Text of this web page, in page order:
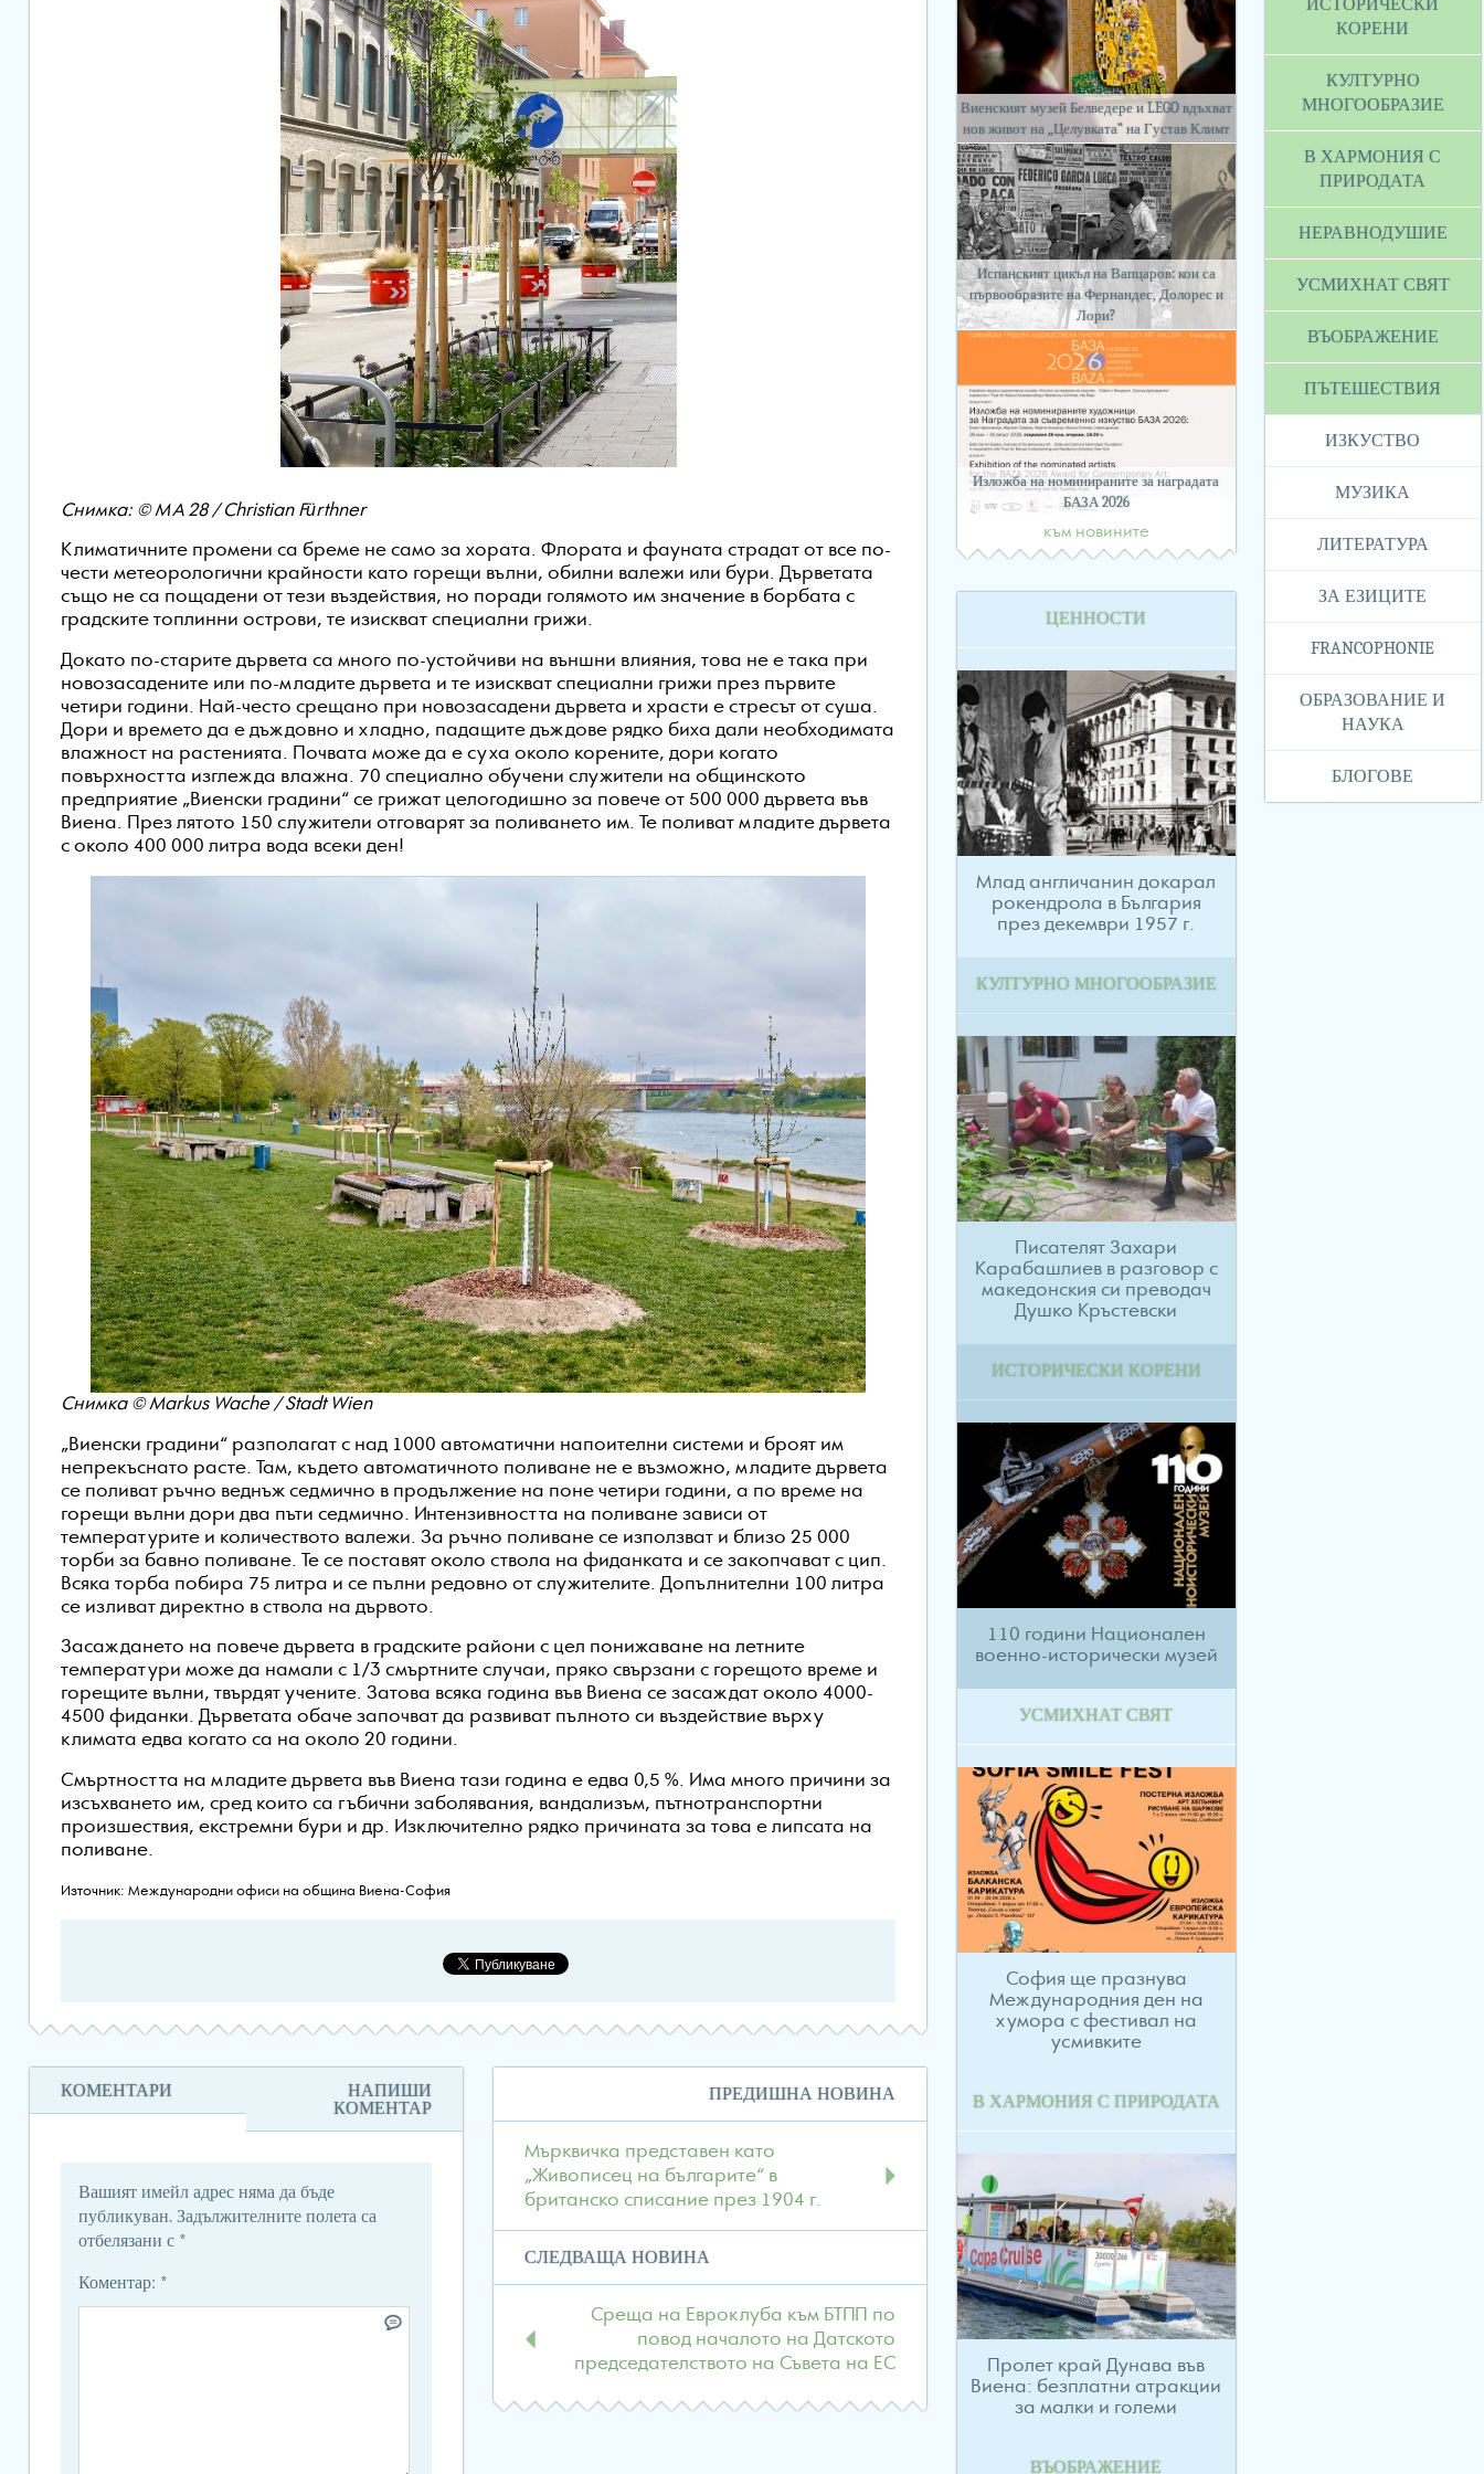
ИСТОРИЧЕСКИ
КОРЕНИ
КУЛТУРНО
МНОГООБРАЗИЕ
В ХАРМОНИЯ С
ПРИРОДАТА
НЕРАВНОДУШИЕ
УСМИХНАТ СВЯТ
ВЪОБРАЖЕНИЕ
ПЪТЕШЕСТВИЯ
ИЗКУСТВО
МУЗИКА
ЛИТЕРАТУРА
ЗА ЕЗИЦИТЕ
FRANCOPHONIE
ОБРАЗОВАНИЕ И
НАУКА
БЛОГОВЕ
Снимка: © MA 28 / Christian Fürthner
Климатичните промени са бреме не само за хората. Флората и фауната страдат от все по-
чести метеорологични крайности като горещи вълни, обилни валежи или бури. Дърветата
също не са пощадени от тези въздействия, но поради голямото им значение в борбата с
градските топлинни острови, те изискват специални грижи.
Докато по-старите дървета са много по-устойчиви на външни влияния, това не е така при
новозасадените или по-младите дървета и те изискват специални грижи през първите
четири години. Най-често срещано при новозасадени дървета и храсти е стресът от суша.
Дори и времето да е дъждовно и хладно, падащите дъждове рядко биха дали необходимата
влажност на растенията. Почвата може да е суха около корените, дори когато
повърхността изглежда влажна. 70 специално обучени служители на общинското
предприятие „Виенски градини“ се грижат целогодишно за повече от 500 000 дървета във
Виена. През лятото 150 служители отговарят за поливането им. Те поливат младите дървета
с около 400 000 литра вода всеки ден!
Снимка © Markus Wache / Stadt Wien
„Виенски градини“ разполагат с над 1000 автоматични напоителни системи и броят им
непрекъснато расте. Там, където автоматичното поливане не е възможно, младите дървета
се поливат ръчно веднъж седмично в продължение на поне четири години, а по време на
горещи вълни дори два пъти седмично. Интензивността на поливане зависи от
температурите и количеството валежи. За ръчно поливане се използват и близо 25 000
торби за бавно поливане. Те се поставят около ствола на фиданката и се закопчават с цип.
Всяка торба побира 75 литра и се пълни редовно от служителите. Допълнителни 100 литра
се изливат директно в ствола на дървото.
Засаждането на повече дървета в градските райони с цел понижаване на летните
температури може да намали с 1/3 смъртните случаи, пряко свързани с горещото време и
горещите вълни, твърдят учените. Затова всяка година във Виена се засаждат около 4000-
4500 фиданки. Дърветата обаче започват да развиват пълното си въздействие върху
климата едва когато са на около 20 години.
Смъртността на младите дървета във Виена тази година е едва 0,5 %. Има много причини за
изсъхването им, сред които са гъбични заболявания, вандализъм, пътнотранспортни
произшествия, екстремни бури и др. Изключително рядко причината за това е липсата на
поливане.
Източник: Международни офиси на община Виена-София
КОМЕНТАРИ
НАПИШИ
КОМЕНТАР
Вашият имейл адрес няма да бъде
публикуван. Задължителните полета са
отбелязани с *
Коментар: *
в
публикациите
ПРЕДИШНА НОВИНА
Мърквичка представен като
„Живописец на българите“ в
британско списание през 1904 г.
СЛЕДВАЩА НОВИНА
Среща на Евроклуба към БТПП по
повод началото на Датското
председателството на Съвета на ЕС
Виенският музей Белведере и LEGO вдъхват
нов живот на „Целувката“ на Густав Климт
Испанският цикъл на Вапцаров: кои са
първообразите на Фернандес, Долорес и
Лори?
Изложба на номинираните за наградата
БАЗА 2026
към новините
ЦЕННОСТИ
Млад англичанин докарал
рокендрола в България
през декември 1957 г.
КУЛТУРНО МНОГООБРАЗИЕ
Писателят Захари
Карабашлиев в разговор с
македонския си преводач
Душко Кръстевски
ИСТОРИЧЕСКИ КОРЕНИ
110 години Национален
военно-исторически музей
УСМИХНАТ СВЯТ
София ще празнува
Международния ден на
хумора с фестивал на
усмивките
В ХАРМОНИЯ С ПРИРОДАТА
Пролет край Дунава във
Виена: безплатни атракции
за малки и големи
ВЪОБРАЖЕНИЕ